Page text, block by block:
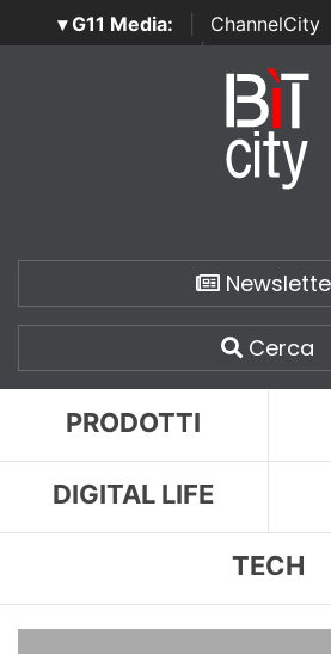
▾ G11 Media: ChannelCity
SecurityOpenLab | Italian
Italian
Cerca
PRODOTTI
DIGITAL LIFE
TECH